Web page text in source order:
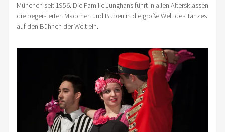
München seit 1956. Die Familie Junghans führt in allen Altersklassen
die begeisterten Mädchen und Buben in die große Welt des Tanzes
auf den Bühnen der Welt ein.